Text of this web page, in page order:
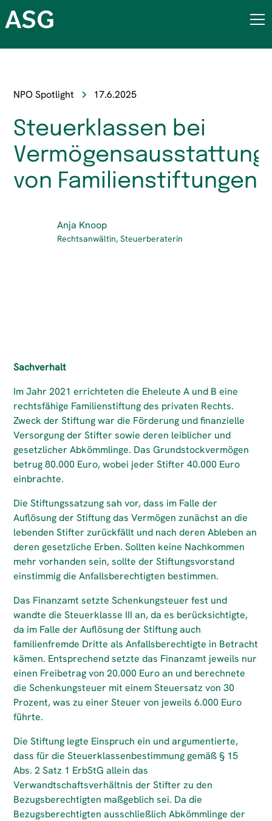
NPO Spotlight 17.6.2025
Steuerklassen bei
Vermögensausstattung
von Familienstiftungen
Anja Knoop
Rechtsanwältin, Steuerberaterin
Sachverhalt
Im Jahr 2021 errichteten die Eheleute A und B eine
rechtsfähige Familienstiftung des privaten Rechts.
Zweck der Stiftung war die Förderung und finanzielle
Versorgung der Stifter sowie deren leiblicher und
gesetzlicher Abkömmlinge. Das Grundstockvermögen
betrug 80.000 Euro, wobei jeder Stifter 40.000 Euro
einbrachte.
Die Stiftungssatzung sah vor, dass im Falle der
Auflösung der Stiftung das Vermögen zunächst an die
lebenden Stifter zurückfällt und nach deren Ableben an
deren gesetzliche Erben. Sollten keine Nachkommen
mehr vorhanden sein, sollte der Stiftungsvorstand
einstimmig die Anfallsberechtigten bestimmen.
Das Finanzamt setzte Schenkungsteuer fest und
wandte die Steuerklasse III an, da es berücksichtigte,
da im Falle der Auflösung der Stiftung auch
familienfremde Dritte als Anfallsberechtigte in Betracht
kämen. Entsprechend setzte das Finanzamt jeweils nur
einen Freibetrag von 20.000 Euro an und berechnete
die Schenkungsteuer mit einem Steuersatz von 30
Prozent, was zu einer Steuer von jeweils 6.000 Euro
führte.
Die Stiftung legte Einspruch ein und argumentierte,
dass für die Steuerklassenbestimmung gemäß § 15
Abs. 2 Satz 1 ErbStG allein das
Verwandtschaftsverhältnis der Stifter zu den
Bezugsberechtigten maßgeblich sei. Da die
Bezugsberechtigten ausschließlich Abkömmlinge der